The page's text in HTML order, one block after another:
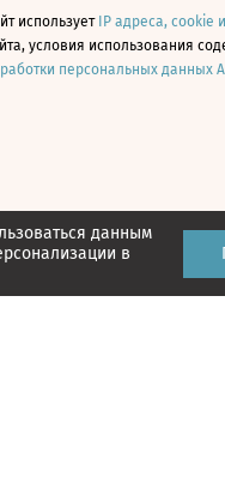
данным
в
использует IP адреса, cookie
условия использования
персональных данных